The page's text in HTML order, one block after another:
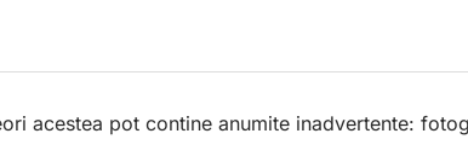
acestea pot contine anumite inadvertente: